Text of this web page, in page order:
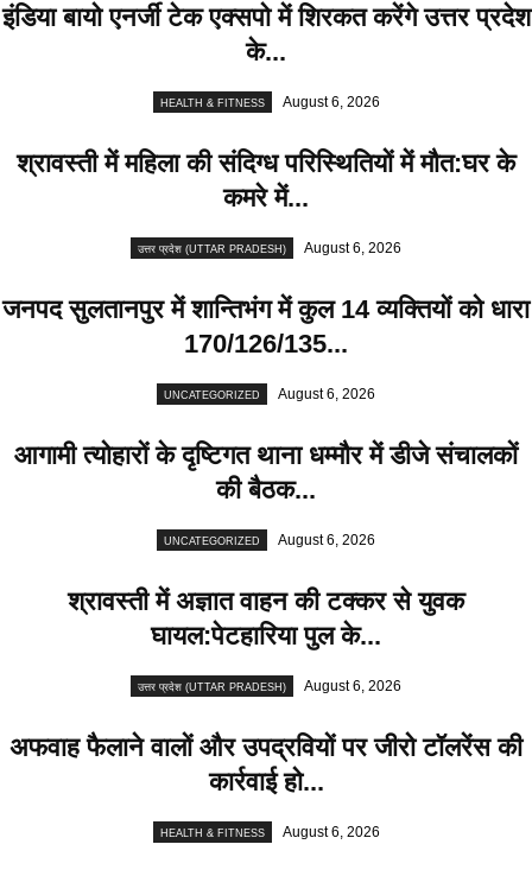
इंडिया बायो एनर्जी टेक एक्सपो में शिरकत करेंगे उत्तर प्रदेश
के...
HEALTH & FITNESS August 6, 2026
श्रावस्ती में महिला की संदिग्ध परिस्थितियों में मौत:घर के
कमरे में...
उत्तर प्रदेश (UTTAR PRADESH) August 6, 2026
जनपद सुलतानपुर में शान्तिभंग में कुल 14 व्यक्तियों को धारा
170/126/135...
UNCATEGORIZED August 6, 2026
आगामी त्योहारों के दृष्टिगत थाना धम्मौर में डीजे संचालकों
की बैठक...
UNCATEGORIZED August 6, 2026
श्रावस्ती में अज्ञात वाहन की टक्कर से युवक
घायल:पेटहारिया पुल के...
उत्तर प्रदेश (UTTAR PRADESH) August 6, 2026
अफवाह फैलाने वालों और उपद्रवियों पर जीरो टॉलरेंस की
कार्रवाई हो...
HEALTH & FITNESS August 6, 2026